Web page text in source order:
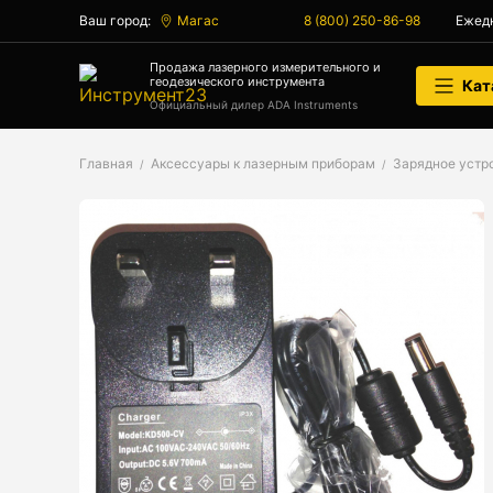
Ваш город: Магас 8 (800) 250-86-98
Продажа лазерного измерительного и
геодезического инструмента
Официальный дилер ADA Instruments
Главная Аксессуары к лазерным приборам Зарядное
Аксессуары к геодезическим приборам
Генератор сигналов специальной
формы
Цифровой осциллограф
Генераторы
Аксессуары
Бензиновые генераторы серии A